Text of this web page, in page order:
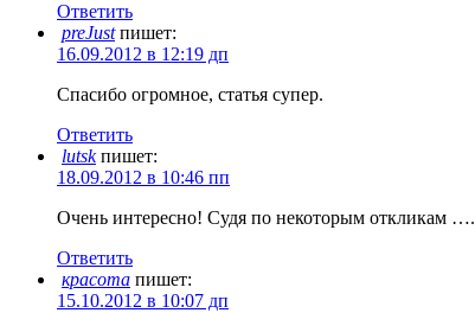
Ответить
preJust пишет:
16.09.2012 в 12:19 дп
Спасибо огромное, статья супер.
Ответить
lutsk пишет:
18.09.2012 в 10:46 пп
Очень интересно! Судя по некоторым откликам ….
Ответить
красота пишет:
15.10.2012 в 10:07 дп